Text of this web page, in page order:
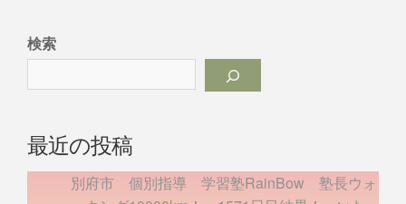
検索
最近の投稿
別府市 個別指導 学習塾RainBow 塾長ウォ